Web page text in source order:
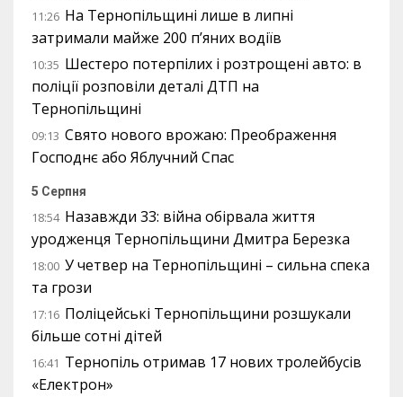
11:26 На Тернопільщині лише в липні
затримали майже 200 п’яних водіїв
10:35 Шестеро потерпілих і розтрощені авто: в
поліції розповіли деталі ДТП на
Тернопільщині
09:13 Свято нового врожаю: Преображення
Господнє або Яблучний Спас
5 Серпня
18:54 Назавжди 33: війна обірвала життя
уродженця Тернопільщини Дмитра Березка
18:00 У четвер на Тернопільщині – сильна спека
та грози
17:16 Поліцейські Тернопільщини розшукали
більше сотні дітей
16:41 Тернопіль отримав 17 нових тролейбусів
«Електрон»